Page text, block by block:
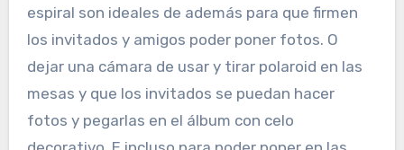
espiral son ideales de además para que firmen
los invitados y amigos poder poner fotos. O
dejar una cámara de usar y tirar polaroid en las
mesas y que los invitados se puedan hacer
fotos y pegarlas en el álbum con celo